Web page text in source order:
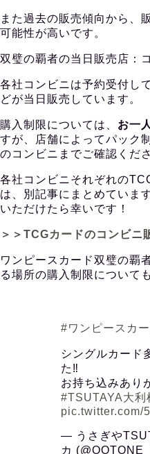
また過去の販売傾向から、
可能性が高いです。
双璧の覇者の当日販売店：
各社コンビニは予約受付し
どが当日販売しています。
購入制限については、 お一
すが、店舗によってパック
のコンビニまでご確認くださ
各社コンビニそれぞれの
は、別記事にまとめていま
いただけたら幸いです！
＞＞TCGカードのコンビニ
ワンピースカード双璧の覇
る場所の購入制限について
#ワンピースカ
シングルカード
た‼️
お持ち込みあり
#TSUTAYA大利
pic.twitter.com/
— うさぎや
カ